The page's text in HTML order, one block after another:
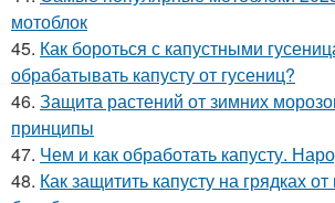
мотоблок
45. Как бороться с капустными
обрабатывать капусту от гусениц?
46. Защита растений от зимних
принципы
47. Чем и как обработать капусту.
48. Как защитить капусту на грядках